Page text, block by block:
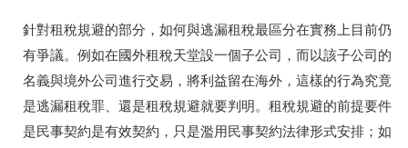
針對租稅規避的部分，如何與逃漏租稅最區分在實務上目前仍
有爭議。例如在國外租稅天堂設一個子公司，而以該子公司的
名義與境外公司進行交易，將利益留在海外，這樣的行為究竟
是逃漏租稅罪、還是租稅規避就要判明。租稅規避的前提要件
是民事契約是有效契約，只是濫用民事契約法律形式安排；如